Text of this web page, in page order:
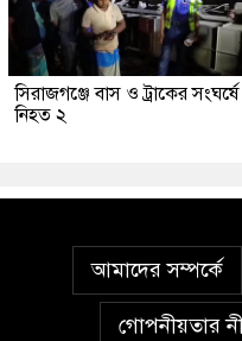
সিরাজগঞ্জে বাস ও ট্রাকের সংঘর্ষে
নিহত ২
আমাদের সম্পর্কে
গোপনীয়তার